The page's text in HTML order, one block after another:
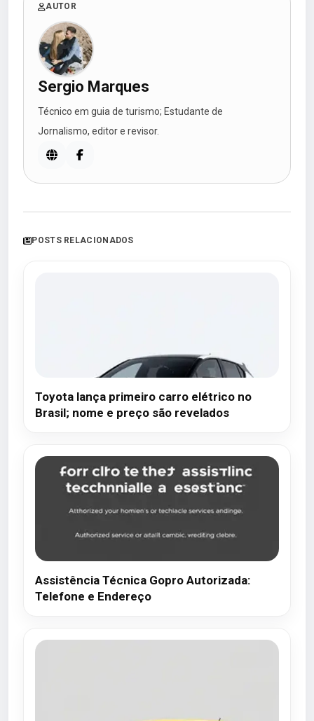
AUTOR
Sergio Marques
Técnico em guia de turismo; Estudante de
Jornalismo, editor e revisor.
POSTS RELACIONADOS
Toyota lança primeiro carro elétrico no
Brasil; nome e preço são revelados
Assistência Técnica Gopro Autorizada:
Telefone e Endereço